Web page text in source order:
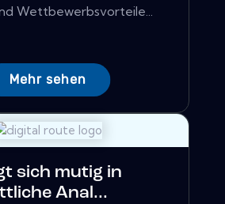
Wettbewerbsvorteile...
Mehr sehen
sich mutig in
Anal...